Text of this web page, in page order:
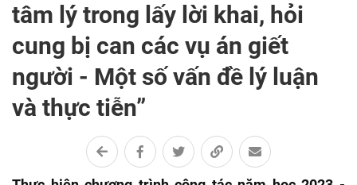
tâm lý trong lấy lời khai, hỏi
cung bị can các vụ án giết
người - Một số vấn đề lý luận
và thực tiễn”